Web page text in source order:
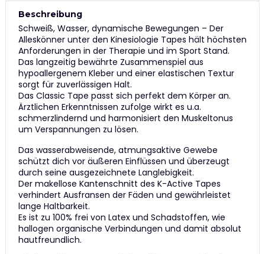
Beschreibung
Schweiß, Wasser, dynamische Bewegungen – Der
Alleskönner unter den Kinesiologie Tapes hält höchsten
Anforderungen in der Therapie und im Sport Stand.
Das langzeitig bewährte Zusammenspiel aus
hypoallergenem Kleber und einer elastischen Textur
sorgt für zuverlässigen Halt.
Das Classic Tape passt sich perfekt dem Körper an.
Ärztlichen Erkenntnissen zufolge wirkt es u.a.
schmerzlindernd und harmonisiert den Muskeltonus
um Verspannungen zu lösen.
Das wasserabweisende, atmungsaktive Gewebe
schützt dich vor äußeren Einflüssen und überzeugt
durch seine ausgezeichnete Langlebigkeit.
Der makellose Kantenschnitt des K-Active Tapes
verhindert Ausfransen der Fäden und gewährleistet
lange Haltbarkeit.
Es ist zu 100% frei von Latex und Schadstoffen, wie
hallogen organische Verbindungen und damit absolut
hautfreundlich.